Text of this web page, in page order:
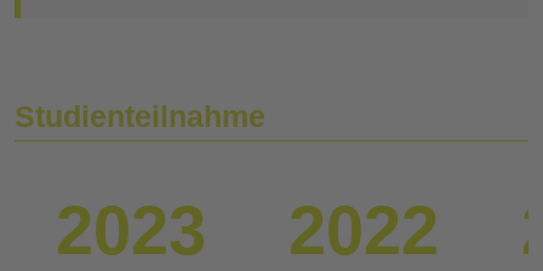
Studienteilnahme
2023 2022